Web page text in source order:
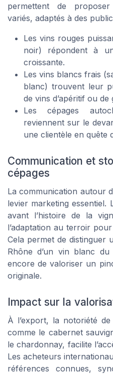
permettent de
variés, adaptés à des
Les vins rouges
noir) répondent à
croissante.
Les vins blancs frais
blanc) trouvent leur
de vins d’apéritif ou
Les cépages
reviennent sur le
une clientèle en quête
Communication et
cépages
La communication autour
levier marketing essentiel.
avant l’histoire de la
l’adaptation au terroir
Cela permet de distinguer
Rhône d’un vin blanc
encore de valoriser un
originale.
Impact sur la
À l’export, la notoriété
comme le cabernet
le chardonnay, facilite
Les acheteurs
références connues,